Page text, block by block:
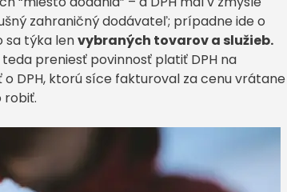
zahraničný dodávateľ; prípadne ide o
sa týka lenvybraných tovarov a služieb.
preniesť povinnosť platiť DPH na
DPH, ktorú síce fakturoval za cenu vrátane
robiť.